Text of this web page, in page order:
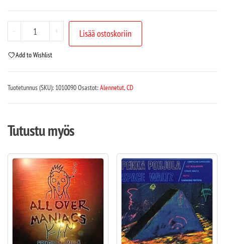
- + Lisää ostoskoriin
Add to Wishlist
Tuotetunnus (SKU): 1010090Osastot:Alennetut,CD
Tutustu myös